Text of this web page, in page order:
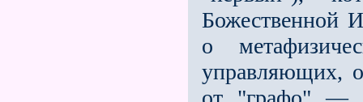
Божественной
о
управляющих,